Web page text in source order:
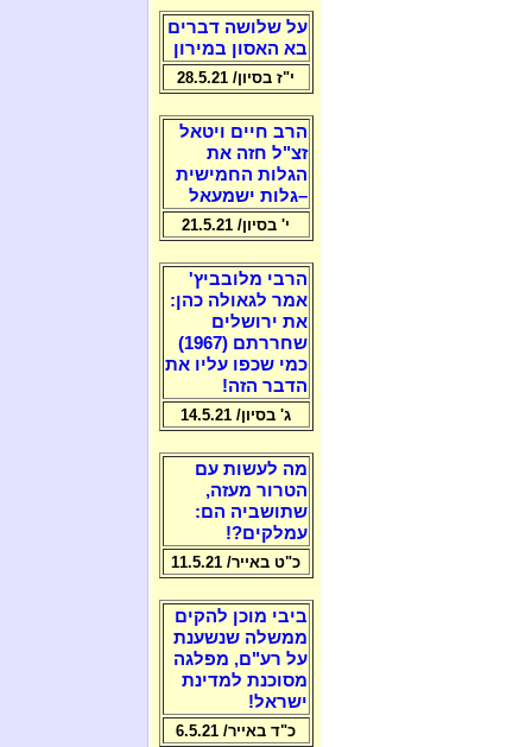
על שלושה דברים
בא האסון במירון
י"ז בסיון/ 28.5.21
הרב חיים ויטאל
זצ"ל חזה את
הגלות החמישית
–גלות ישמעאל
י' בסיון/ 21.5.21
הרבי מלובביץ'
אמר לגאולה כהן:
את ירושלים
שחררתם (1967)
כמי שכפו עליו את
הדבר הזה!
ג' בסיון/ 14.5.21
מה לעשות עם
הטרור מעזה,
שתושביה הם:
עמלקים?!
כ"ט באייר/ 11.5.21
ביבי מוכן להקים
ממשלה שנשענת
על רע"ם, מפלגה
מסוכנת למדינת
ישראל!
כ"ד באייר/ 6.5.21